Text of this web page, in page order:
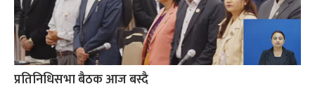
प्रतिनिधिसभा बैठक आज बस्दै